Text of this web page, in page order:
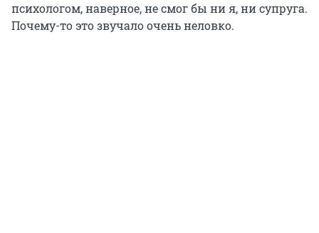
психологом, наверное, не смог бы ни я, ни супруга.
Почему-то это звучало очень неловко.